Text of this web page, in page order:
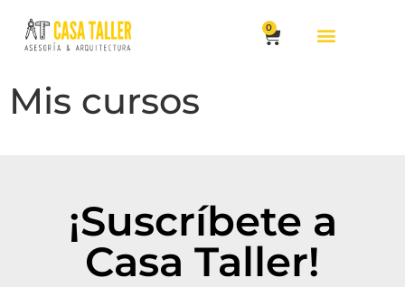
0
Mis cursos
¡Suscríbete a
Casa Taller!